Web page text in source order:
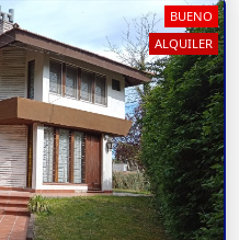
BUENO
ALQUILER